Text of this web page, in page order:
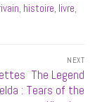
histoire livre
NEXT
The Legend
: Tears of the